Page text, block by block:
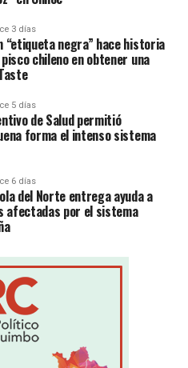
3 días
“etiqueta negra” hace historia
chileno en obtener una
5 días
de Salud permitió
forma el intenso sistema
6 días
del Norte entrega ayuda a
afectadas por el sistema